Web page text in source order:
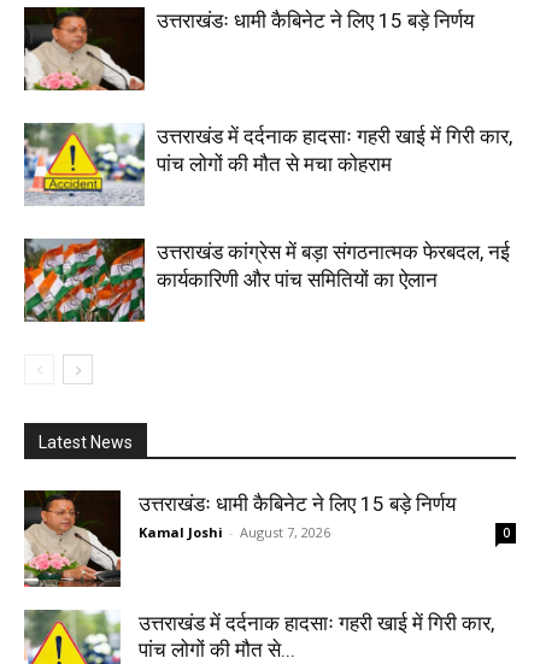
उत्तराखंडः धामी कैबिनेट ने लिए 15 बड़े निर्णय
उत्तराखंड में दर्दनाक हादसाः गहरी खाई में गिरी कार,
पांच लोगों की मौत से मचा कोहराम
उत्तराखंड कांग्रेस में बड़ा संगठनात्मक फेरबदल, नई
कार्यकारिणी और पांच समितियों का ऐलान
Latest News
उत्तराखंडः धामी कैबिनेट ने लिए 15 बड़े निर्णय
Kamal Joshi - August 7, 2026 0
उत्तराखंड में दर्दनाक हादसाः गहरी खाई में गिरी कार,
पांच लोगों की मौत से...